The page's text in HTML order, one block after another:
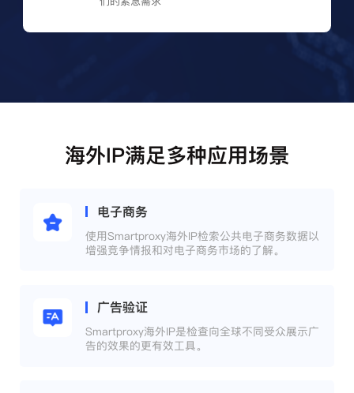
海外IP满足多种应用场景
电子商务
使用Smartproxy海外IP检索公共电子商务数据以
增强竞争情报和对电子商务市场的了解。
广告验证
Smartproxy海外IP是检查向全球不同受众展示广
告的效果的更有效工具。